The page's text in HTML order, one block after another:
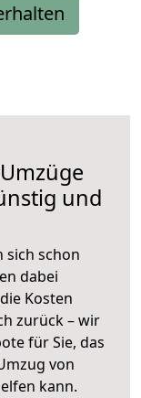
und
sich schon
dabei
Kosten
zurück – wir
für Sie, das
von
kann.